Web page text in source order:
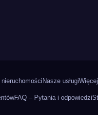
nieruchomościNasze usługi
FAQ – Pytania i odpowiedzi